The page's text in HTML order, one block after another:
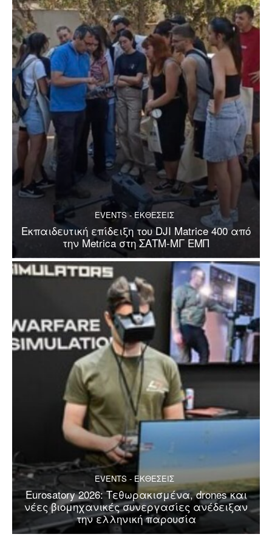
EVENTS - ΕΚΘΕΣΕΙΣ
Εκπαιδευτική επίδειξη του DJI Matrice 400 από
την Metrica στη ΣΑΤΜ-ΜΓ ΕΜΠ
EVENTS - ΕΚΘΕΣΕΙΣ
Eurosatory 2026: Τεθωρακισμένα, drones και
νέες βιομηχανικές συνεργασίες ανέδειξαν
την ελληνική παρουσία